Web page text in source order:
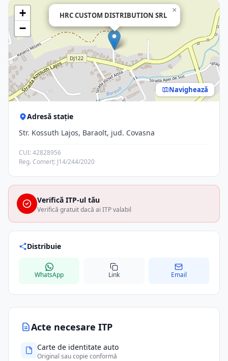
Acte necesare ITP
Carte de identitate auto
Original sau copie conformă
HRC CUSTOM DISTRIBUTION SRL
×
+
−
Navighează
Adresă stație
Str. Kossuth Lajos, Baraolt, jud. Covasna
CUI: 42828956
Reg. Comerț: J14/244/2020
Verifică ITP-ul tău
Verifică gratuit dacă ai ITP valabil
Distribuie
WhatsApp Link Email